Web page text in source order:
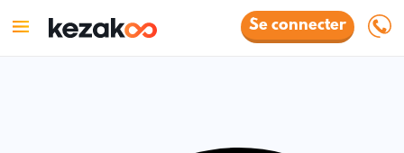
Se connecter